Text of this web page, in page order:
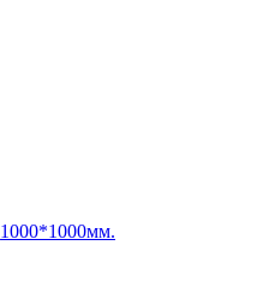
1000*1000мм.